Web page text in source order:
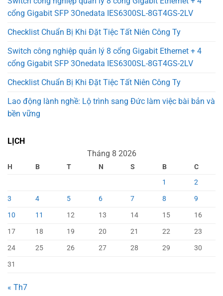
cổng Gigabit SFP 3Onedata IES6300SL-8GT4GS-2LV
Checklist Chuẩn Bị Khi Đặt Tiệc Tất Niên Công Ty
Switch công nghiệp quản lý 8 cổng Gigabit Ethernet + 4
cổng Gigabit SFP 3Onedata IES6300SL-8GT4GS-2LV
Checklist Chuẩn Bị Khi Đặt Tiệc Tất Niên Công Ty
Lao động lành nghề: Lộ trình sang Đức làm việc bài bản và
bền vững
LỊCH
Tháng 8 2026
H B T N S B
C
1
2
3
4 5 6 7 8
9
10
11 12 13 14 15
16
17
18 19 20 21 22
23
24
25 26 27 28 29
30
31
« Th7